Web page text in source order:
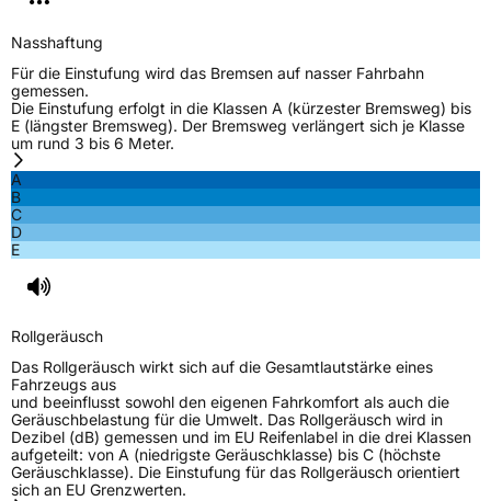
Nasshaftung
Für die Einstufung wird das Bremsen auf nasser Fahrbahn
gemessen.
Die Einstufung erfolgt in die Klassen A (kürzester Bremsweg) bis
E (längster Bremsweg). Der Bremsweg verlängert sich je Klasse
um rund 3 bis 6 Meter.
A
B
C
D
E
Rollgeräusch
Das Rollgeräusch wirkt sich auf die Gesamtlautstärke eines
Fahrzeugs aus
und beeinflusst sowohl den eigenen Fahrkomfort als auch die
Geräuschbelastung für die Umwelt. Das Rollgeräusch wird in
Dezibel (dB) gemessen und im EU Reifenlabel in die drei Klassen
aufgeteilt: von A (niedrigste Geräuschklasse) bis C (höchste
Geräuschklasse). Die Einstufung für das Rollgeräusch orientiert
sich an EU Grenzwerten.